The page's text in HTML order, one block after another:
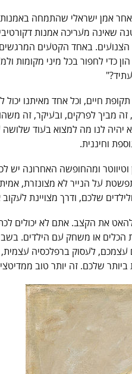
ישן בערוץ 8 עקב אחר אמן ישראלי
שאינה מעריכה אמנות
הצנועים. באחד הקטעים
כדי לחפור בכל מיני מקומות
תקופת חיים, וכל אחד מאיתנו
זה מביך לפרקים, ובעיקר, זה
יהיה לנו מה למצוא בעוד שלושה
וחיננית.
על הנייר לא מצונזרת,
שלכם, ודרך מצויינת
להאט את הקצב. אתם לא יכולים
או משחק עם הילדים.
לעסוק ברפלכסיה
שלכם. זה יותר טוב